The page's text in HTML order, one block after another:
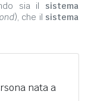
sia il sistema
), che il sistema
nata a